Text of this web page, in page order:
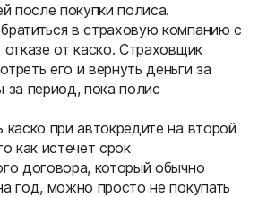
после покупки полиса.
в страховую компанию с
от каско. Страховщик
его и вернуть деньги за
за период, пока полис
каско при автокредите на второй
как истечет срок
договора, который обычно
год, можно просто не покупать